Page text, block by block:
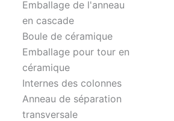
Emballage de l'anneau
en cascade
Boule de céramique
Emballage pour tour en
céramique
Internes des colonnes
Anneau de séparation
transversale